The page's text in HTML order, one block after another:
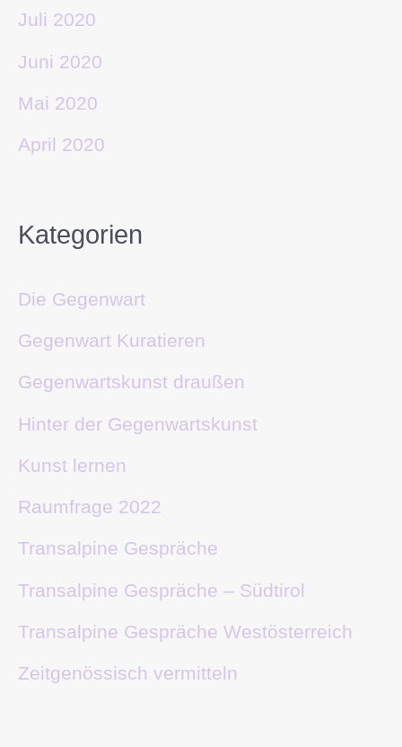
Juli 2020
Juni 2020
Mai 2020
April 2020
Kategorien
Die Gegenwart
Gegenwart Kuratieren
Gegenwartskunst draußen
Hinter der Gegenwartskunst
Kunst lernen
Raumfrage 2022
Transalpine Gespräche
Transalpine Gespräche – Südtirol
Transalpine Gespräche Westösterreich
Zeitgenössisch vermitteln